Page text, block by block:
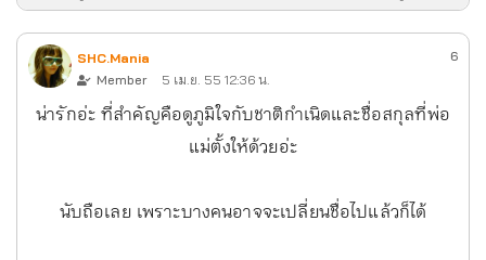
SHC.Mania
Member
5 เม.ย. 55 12:36 น.
6
น่ารักอ่ะ ที่สำคัญคือดูภูมิใจกับชาติกำเนิดและชื่อสกุลที่พ่อ
แม่ตั้งให้ด้วยอ่ะ
นับถือเลย เพราะบางคนอาจจะเปลี่ยนชื่อไปแล้วก็ได้